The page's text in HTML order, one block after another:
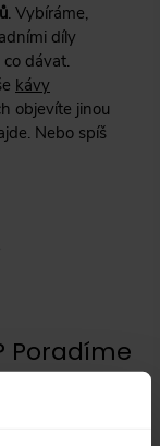
. Vybíráme,
díly
dávat.
kávy
objevíte jinou
Nebo spíš
Poradíme